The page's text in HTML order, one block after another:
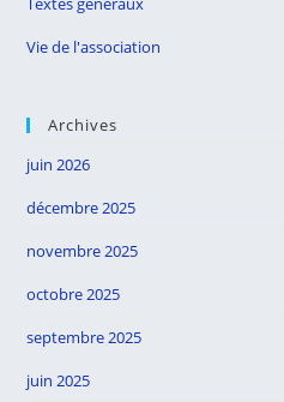
Vie de l'association
Archives
juin 2026
décembre 2025
novembre 2025
octobre 2025
septembre 2025
juin 2025